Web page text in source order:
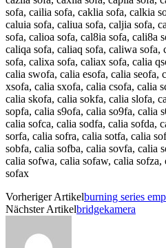
sofa, cailia sofa, caklia sofa, calkia
caluia sofa, caliua sofa, caljia sofa,
sofa, calioa sofa, cal8ia sofa, cali8a
caliqa sofa, caliaq sofa, caliwa sofa,
sofa, calixa sofa, caliax sofa, calia
calia swofa, calia esofa, calia seofa,
xsofa, calia sxofa, calia csofa, calia
calia skofa, calia sokfa, calia slofa,
sopfa, calia s9ofa, calia so9fa, calia
calia sofca, calia sodfa, calia sofda,
sorfa, calia sofra, calia sotfa, calia
sobfa, calia sofba, calia sovfa, calia
calia sofwa, calia sofaw, calia sofza,
sofax
Vorheriger Artikelburning series
Nächster Artikelbridgekamera